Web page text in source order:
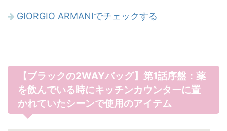
GIORGIO ARMANIでチェックする
【ブラックの2WAYバッグ】第1話序盤：薬
を飲んでいる時にキッチンカウンターに置
かれていたシーンで使用のアイテム